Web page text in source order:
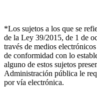
*Los sujetos a los que se
de la Ley 39/2015, de 1 de
través de medios
de conformidad con lo
alguno de estos sujetos
Administración pública le
por vía electrónica.